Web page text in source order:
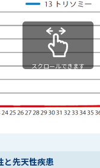
スクロールできます
と先天性疾患